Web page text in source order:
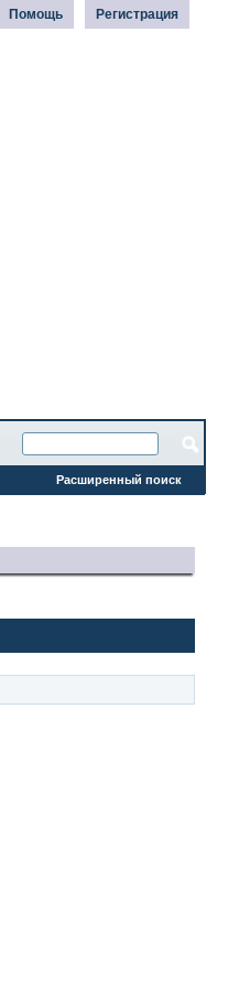
Регистрация
Помощь
Расширенный поиск